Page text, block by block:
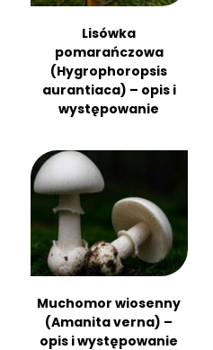
Lisówka
pomarańczowa
(Hygrophoropsis
aurantiaca) – opis i
występowanie
Muchomor wiosenny
(Amanita verna) –
opis i występowanie